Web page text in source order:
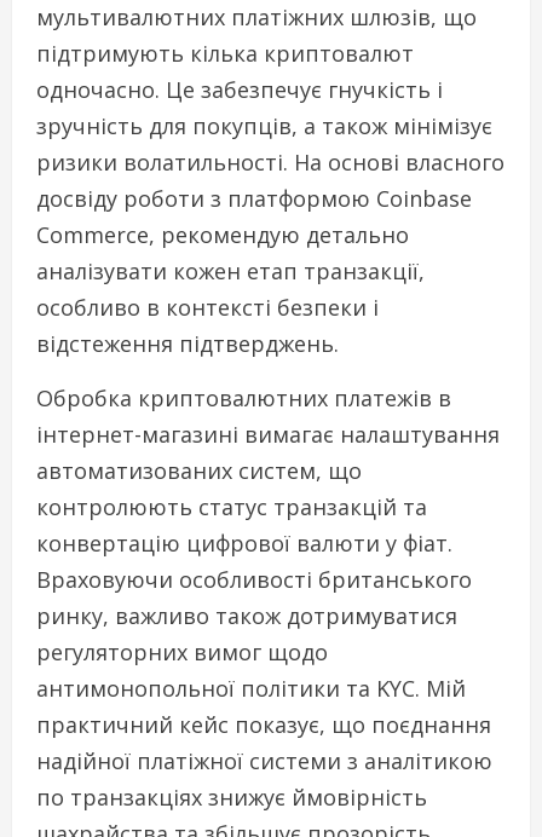
мультивалютних платіжних шлюзів, що
підтримують кілька криптовалют
одночасно. Це забезпечує гнучкість і
зручність для покупців, а також мінімізує
ризики волатильності. На основі власного
досвіду роботи з платформою Coinbase
Commerce, рекомендую детально
аналізувати кожен етап транзакції,
особливо в контексті безпеки і
відстеження підтверджень.
Обробка криптовалютних платежів в
інтернет-магазині вимагає налаштування
автоматизованих систем, що
контролюють статус транзакцій та
конвертацію цифрової валюти у фіат.
Враховуючи особливості британського
ринку, важливо також дотримуватися
регуляторних вимог щодо
антимонопольної політики та KYC. Мій
практичний кейс показує, що поєднання
надійної платіжної системи з аналітикою
по транзакціях знижує ймовірність